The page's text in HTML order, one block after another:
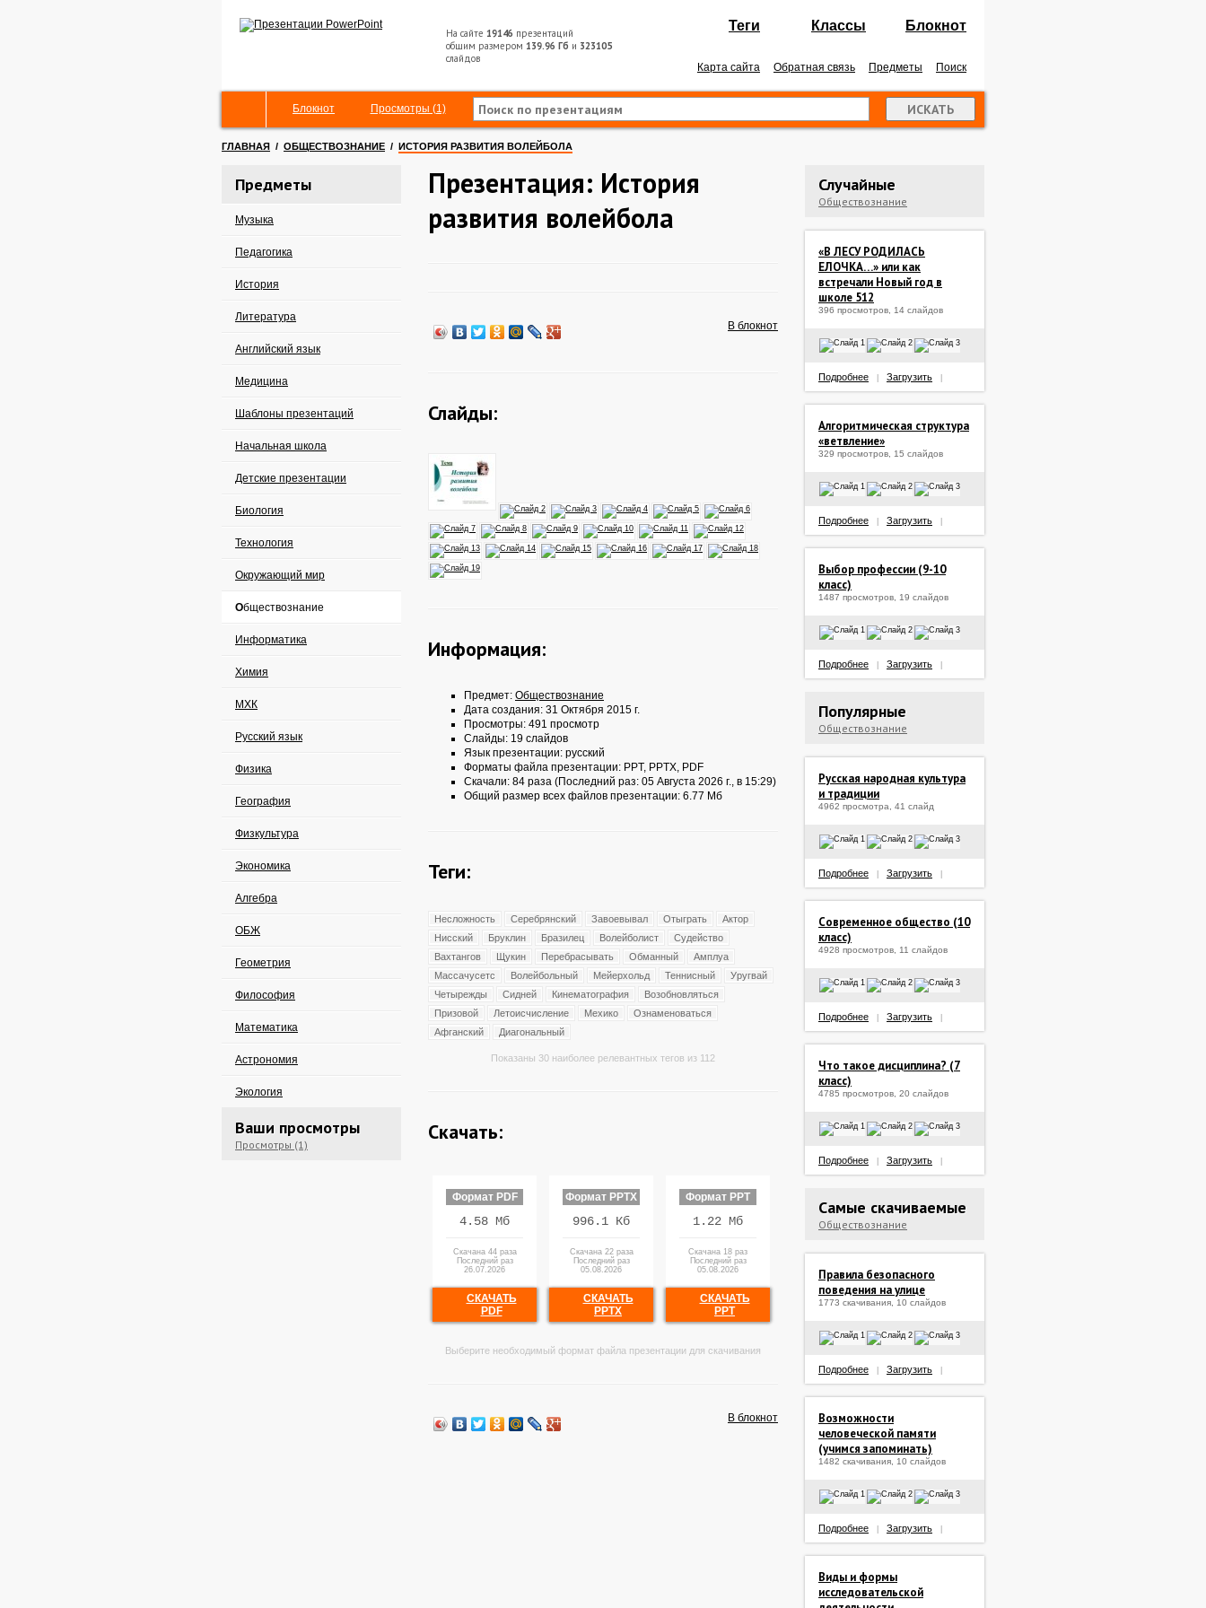
На сайте 19146 презентаций
общим размером 139.96 Гб и 323105
слайдов
Теги Классы Блокнот
Карта сайта Обратная связь Предметы Поиск
Блокнот Просмотры (1)
ГЛАВНАЯ / ОБЩЕСТВОЗНАНИЕ / ИСТОРИЯ РАЗВИТИЯ ВОЛЕЙБОЛА
Предметы
Музыка
Педагогика
История
Литература
Английский язык
Медицина
Шаблоны презентаций
Начальная школа
Детские презентации
Биология
Технология
Окружающий мир
Обществознание
Информатика
Химия
МХК
Русский язык
Физика
География
Физкультура
Экономика
Алгебра
ОБЖ
Геометрия
Философия
Математика
Астрономия
Экология
Ваши просмотры
Просмотры (1)
Презентация: История
развития волейбола
В блокнот
Слайды:
Информация:
Предмет: Обществознание
Дата создания: 31 Октября 2015 г.
Просмотры: 491 просмотр
Слайды: 19 слайдов
Язык презентации: русский
Форматы файла презентации: PPT, PPTX, PDF
Скачали: 84 раза (Последний раз: 05 Августа 2026 г., в 15:29)
Общий размер всех файлов презентации: 6.77 Мб
Теги:
Несложность Серебрянский Завоевывал Отыграть
Актор
Нисский
Бруклин Бразилец Волейболист
Судейство
Вахтангов
Щукин Перебрасывать Обманный
Амплуа
Массачусетс
Волейбольный Мейерхольд Теннисный
Уругвай
Четырежды
Сидней Кинематография
Возобновляться
Призовой
Летоисчисление Мехико
Ознаменоваться
Афганский
Диагональный
Показаны 30 наиболее релевантных тегов из 112
Скачать:
Формат PDF
4.58 Мб
Скачана 44 раза
Последний раз
26.07.2026
СКАЧАТЬ
PDF
Формат PPTX
996.1 Кб
Скачана 22 раза
Последний раз
05.08.2026
СКАЧАТЬ
PPTX
Формат PPT
1.22 Мб
Скачана 18 раз
Последний раз
05.08.2026
СКАЧАТЬ
PPT
Выберите необходимый формат файла презентации для скачивания
В блокнот
Случайные
Обществознание
«В ЛЕСУ РОДИЛАСЬ
ЕЛОЧКА…» или как
встречали Новый год в
школе 512
396 просмотров, 14 слайдов
Подробнее Загрузить
Алгоритмическая структура
«ветвление»
329 просмотров, 15 слайдов
Подробнее Загрузить
Выбор профессии (9-10
класс)
1487 просмотров, 19 слайдов
Подробнее Загрузить
Популярные
Обществознание
Русская народная культура
и традиции
4962 просмотра, 41 слайд
Подробнее Загрузить
Современное общество (10
класс)
4928 просмотров, 11 слайдов
Подробнее Загрузить
Что такое дисциплина? (7
класс)
4785 просмотров, 20 слайдов
Подробнее Загрузить
Самые скачиваемые
Обществознание
Правила безопасного
поведения на улице
1773 скачивания, 10 слайдов
Подробнее Загрузить
Возможности
человеческой памяти
(учимся запоминать)
1482 скачивания, 10 слайдов
Подробнее Загрузить
Виды и формы
исследовательской